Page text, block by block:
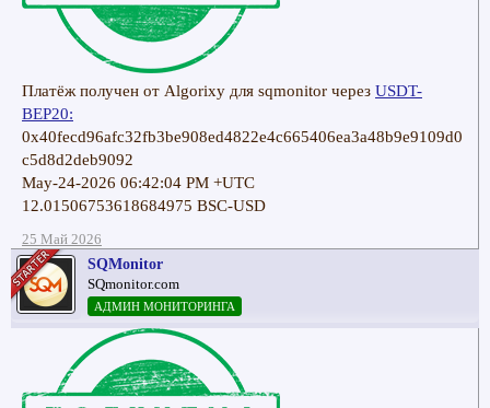
Платёж получен от Algorixy для sqmonitor через USDT-
BEP20:
0x40fecd96afc32fb3be908ed4822e4c665406ea3a48b9e9109d0
c5d8d2deb9092
May-24-2026 06:42:04 PM +UTC
12.01506753618684975 BSC-USD
25 Май 2026
SQMonitor
SQmonitor.com
АДМИН МОНИТОРИНГА